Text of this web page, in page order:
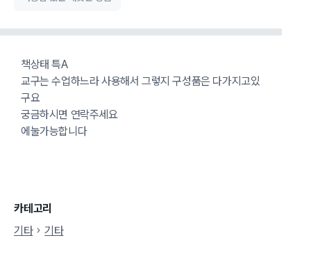
책상태 특A
교구는 수업하느라 사용해서 그렇지 구성품은 다가지고있
구요
궁금하시면 연락주세요
에눌가능합니다
카테고리
기타
기타